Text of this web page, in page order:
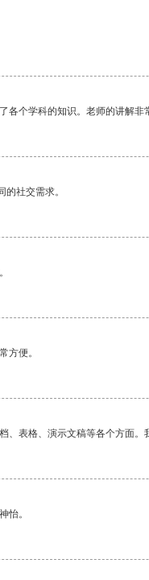
各个学科的知识。老师的讲解非
社交需求。
方便。
、表格、演示文稿等各个方面。
怡。